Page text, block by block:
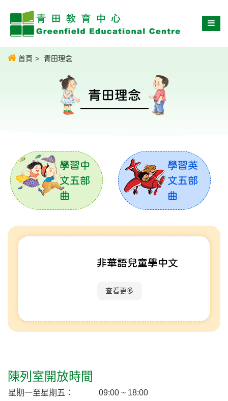
首頁 青田理念
青田理念
學習中
文五部
曲
學習英
文五部
曲
非華語兒童學中文
查看更多
陳列室開放時間
星期一至星期五：
09:00 ~ 18:00